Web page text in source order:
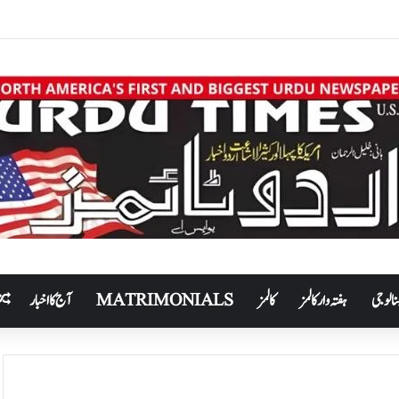
ہفتہ وار کالمز کالمز MATRIMONIALS آج کا اخبار